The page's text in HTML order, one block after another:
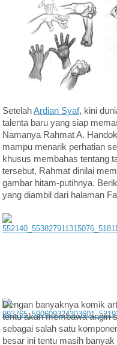
SetelahArdian Syaf, kini
talenta baru yang siap
Namanya Rahmat A.
mampu menarik perhatian
khusus membahas tentang
tersebut, Rahmat dinilai
gambar hitam-putihnya.
yang diambil dari halaman
Dengan banyaknya komik
tentu akan membawa angin
sebagai salah satu
besar ini tentu masih